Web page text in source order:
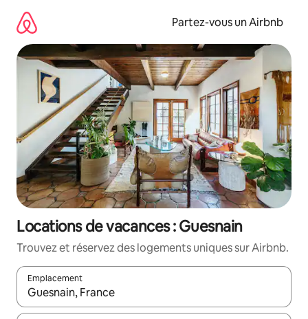
directement
contenu
Partez-vous un Airbnb
Locations de vacances : Guesnain
Trouvez et réservez des logements uniques sur Airbnb.
Emplacement
Quand les résultats sont affichés, parcourez-les en utilisant